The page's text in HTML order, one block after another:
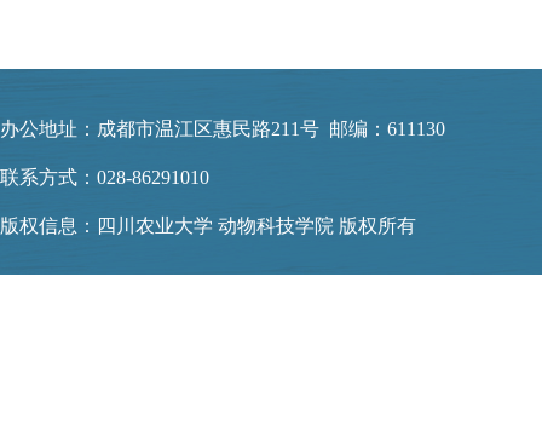
办公地址：成都市温江区惠民路211号 邮编：611130
联系方式：028-86291010
版权信息：四川农业大学 动物科技学院 版权所有